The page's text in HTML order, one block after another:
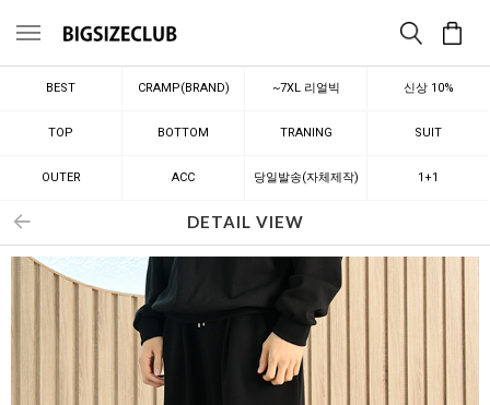
메뉴
BEST CRAMP(BRAND) ~7XL 리얼빅 신상 10%
TOP BOTTOM TRANING SUIT
OUTER ACC 당일발송(자체제작) 1+1
DETAIL VIEW